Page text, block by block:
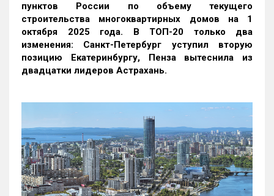
пунктов России по объему текущего
строительства многоквартирных домов на 1
октября 2025 года. В ТОП-20 только два
изменения: Санкт-Петербург уступил вторую
позицию Екатеринбургу, Пенза вытеснила из
двадцатки лидеров Астрахань.